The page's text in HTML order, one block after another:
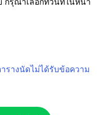
รางนัดไม่ได้รับข้อความ